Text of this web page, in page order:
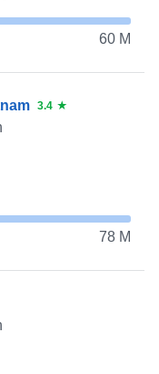
60 M
3.4 ★
78 M